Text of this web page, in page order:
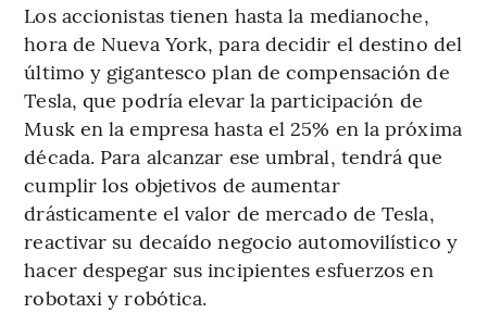
Los accionistas tienen hasta la medianoche,
hora de Nueva York, para decidir el destino del
último y gigantesco plan de compensación de
Tesla, que podría elevar la participación de
Musk en la empresa hasta el 25% en la próxima
década. Para alcanzar ese umbral, tendrá que
cumplir los objetivos de aumentar
drásticamente el valor de mercado de Tesla,
reactivar su decaído negocio automovilístico y
hacer despegar sus incipientes esfuerzos en
robotaxi y robótica.